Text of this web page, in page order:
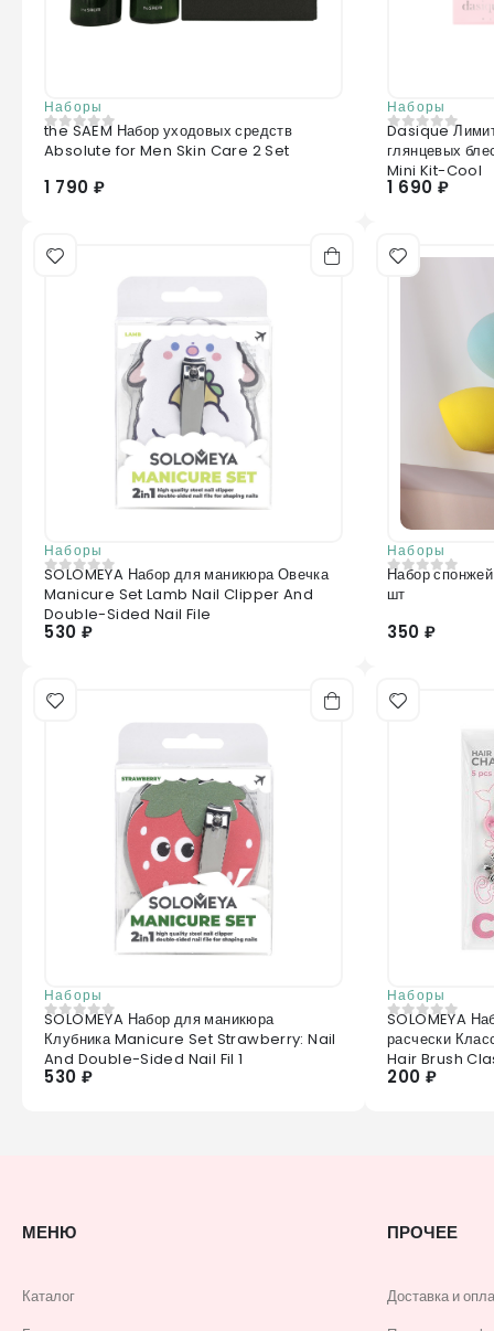
Наборы
0 из 5
the SAEM Набор уходовых средств
Absolute for Men Skin Care 2 Set
1 790 ₽
Наборы
0 из 5
Dasique
глянцевых
Mini Kit-Cool
1 690 ₽
Наборы
0 из 5
SOLOMEYA Набор для маникюра Овечка
Manicure Set Lamb Nail Clipper And
Double-Sided Nail File
530 ₽
Наборы
0из 5
Набор
шт
350 ₽
Наборы
0 из 5
SOLOMEYA Набор для маникюра
Клубника Manicure Set Strawberry: Nail
And Double-Sided Nail Fil 1
530 ₽
Наборы
0 из 5
SOLOMEYA
расчески
Hair Brush
200 ₽
МЕНЮ
Каталог
ПРОЧЕЕ
Доставка и